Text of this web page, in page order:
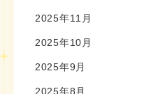
2025年11月
2025年10月
2025年9月
2025年8月